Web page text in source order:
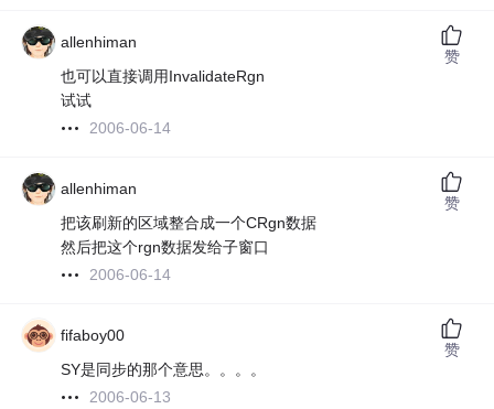
allenhiman
也可以直接调用InvalidateRgn
试试
2006-06-14
赞
allenhiman
把该刷新的区域整合成一个CRgn数据
然后把这个rgn数据发给子窗口
2006-06-14
赞
fifaboy00
SY是同步的那个意思。。。。
2006-06-13
赞